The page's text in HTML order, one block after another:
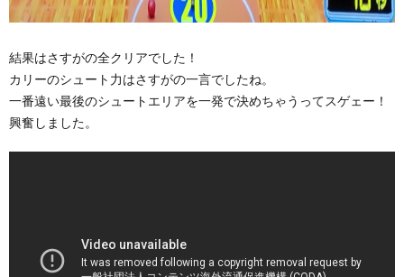
結果はさすがの全クリアでした！
カリーのシュート力はさすがの一言でしたね。
一番遠い最後のシュートエリアを一発で決めちゃうってスゲェー！
興奮しました。